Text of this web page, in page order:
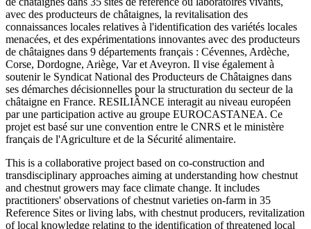
avec des producteurs de châtaignes, la revitalisation des
connaissances locales relatives à l'identification des variétés locales
menacées, et des expérimentations innovantes avec des producteurs
de châtaignes dans 9 départements français : Cévennes, Ardèche,
Corse, Dordogne, Ariège, Var et Aveyron. Il vise également à
soutenir le Syndicat National des Producteurs de Châtaignes dans
ses démarches décisionnelles pour la structuration du secteur de la
châtaigne en France. RESILIÂNCE interagit au niveau européen
par une participation active au groupe EUROCASTANEA. Ce
projet est basé sur une convention entre le CNRS et le ministère
français de l'Agriculture et de la Sécurité alimentaire.
This is a collaborative project based on co-construction and
transdisciplinary approaches aiming at understanding how chestnut
and chestnut growers may face climate change. It includes
practitioners' observations of chestnut varieties on-farm in 35
Reference Sites or living labs, with chestnut producers, revitalization
of local knowledge relating to the identification of threatened local